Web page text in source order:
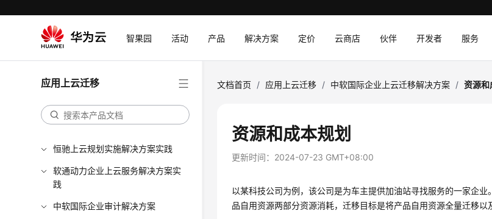
智果园 活动 产品 解决方案 定价 云商店 伙伴 开发者 服务
应用上云迁移
恒驰上云规划实施解决方案实践
软通动力企业上云服务解决方案实
践
中软国际企业审计解决方案
文档首页 / 应用上云迁移 / 中软国际企业上云迁移解决方案 / 资源和
资源和成本规划
更新时间： 2024-07-23 GMT+08:00
以某科技公司为例，该公司是为车主提供加油站寻找服务的一家企
品自用资源两部分资源消耗，迁移目标是将产品自用资源全量迁移以